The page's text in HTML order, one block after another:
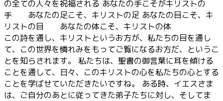
の全ての人々を祝福される あなたの手こそがキリストの
手 あなたの足こそ、キリストの足 あなたの目こそ、キ
リストの目 あなたの体こそ、キリストの体
この詩を通し、キリストというお方が、私たちの目を通し
て、この世界を憐れみをもってご覧になるお方だ、というこ
とを知らされます。 私たちは、聖書の御言葉に耳を傾ける
ことを通して、日々、このキリストの心を私たちの心とする
ことを学ばせていただきたいですね。 ある時、イエスさま
は、ご自分のあとに従ってきた弟子たちに対し、そしてま